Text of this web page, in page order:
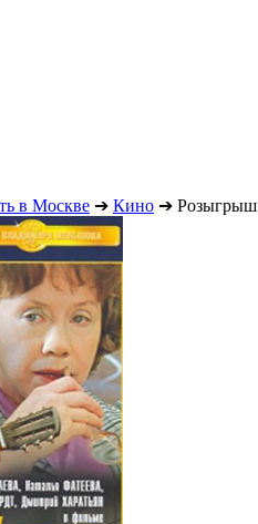
в Москве ➔ Кино ➔ Розыгрыш